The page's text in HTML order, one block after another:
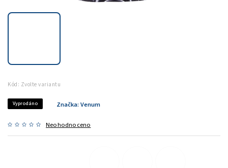
Kód: Zvolte variantu
Vyprodáno
Neohodnoceno
Značka: Venum